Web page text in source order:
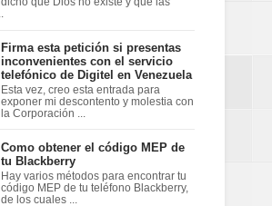
Firma esta petición si presentas
inconvenientes con el servicio
telefónico de Digitel en Venezuela
Esta vez, creo esta entrada para
exponer mi descontento y molestia con
la Corporación ...
Como obtener el código MEP de
tu Blackberry
Hay varios métodos para encontrar tu
código MEP de tu teléfono Blackberry,
de los cuales ...